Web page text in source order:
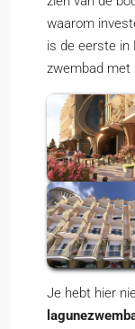
waarom
is de eerste in
zwembad met
Je hebt hier